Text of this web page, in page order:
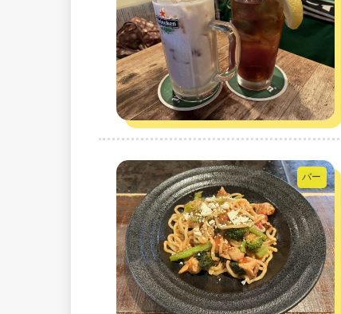
バー